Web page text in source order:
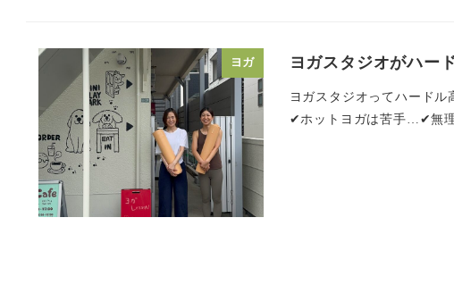
ヨガ ヨガスタジオがハー
ヨガスタジオってハード
✔ホットヨガは苦手…✔無